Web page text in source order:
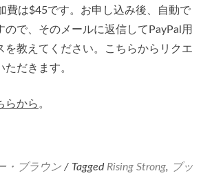
費は$45です。お申し込み後、自動で
ので、そのメールに返信してPayPal用
を教えてください。こちらからリクエ
だきます。
らから 。
・ブラウン / Tagged Rising Strong,
ブッ